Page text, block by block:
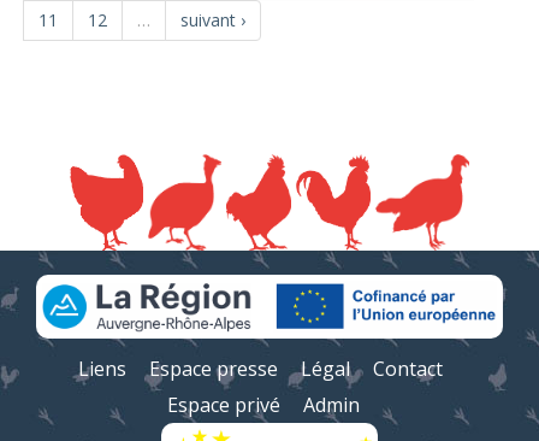
11
12 … suivant ›
Liens Espace presse Légal
Contact
Espace privé
Admin